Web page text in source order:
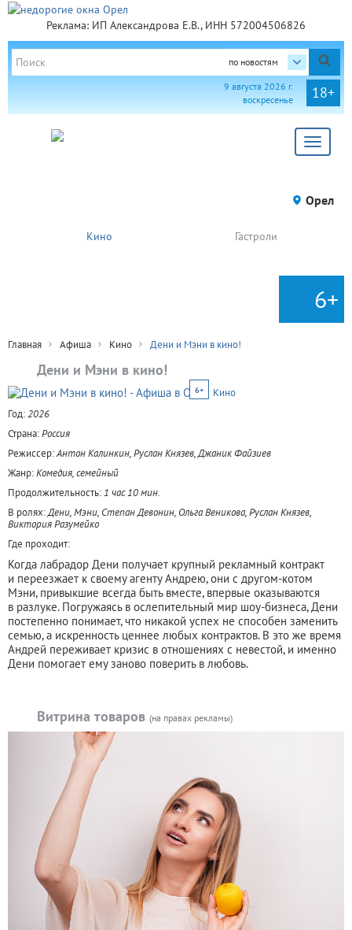
Реклама: ИП Александрова Е.В., ИНН 572004506826
по новостям
18+
9 августа 2026 г.
воскресенье
Toggle
Орел
Кино Гастроли
6+
Главная Афиша Кино Дени и Мэни в кино!
Дени и Мэни в кино!
6+
Кино
Год:2026
Страна:Россия
Режиссер:Антон Калинкин, Руслан Князев, Джаник Файзиев
Жанр:Комедия, семейный
Продолжительность: 1 час 10 мин.
В ролях:Дени, Мэни, Степан Девонин, Ольга Веникова, Руслан Князев,
Виктория Разумейко
Где проходит:
Когда лабрадор Дени получает крупный рекламный контракт
и переезжает к своему агенту Андрею, они с другом-котом
Мэни, привыкшие всегда быть вместе, впервые оказываются
в разлуке. Погружаясь в ослепительный мир шоу-бизнеса, Дени
постепенно понимает, что никакой успех не способен заменить
семью, а искренность ценнее любых контрактов. В это же время
Андрей переживает кризис в отношениях с невестой, и именно
Дени помогает ему заново поверить в любовь.
Витрина товаров (на правах рекламы)